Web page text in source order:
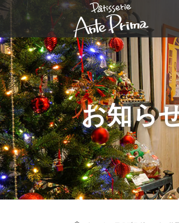
お知ら